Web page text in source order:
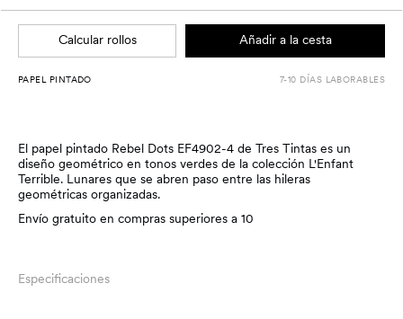
Calcular rollos Añadir a la cesta
PAPEL PINTADO 7-10 DÍAS LABORABLES
El papel pintado Rebel Dots EF4902-4 de Tres Tintas es un
diseño geométrico en tonos verdes de la colección L'Enfant
Terrible. Lunares que se abren paso entre las hileras
geométricas organizadas.
Envío gratuito en compras superiores a 10
Especificaciones